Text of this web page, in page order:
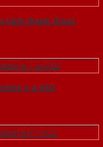
o kinh thanh thoat
1-a-SGD